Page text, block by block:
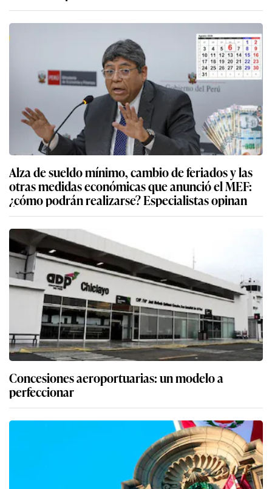
Alza de sueldo mínimo, cambio de feriados y las
otras medidas económicas que anunció el MEF:
¿cómo podrán realizarse? Especialistas opinan
Concesiones aeroportuarias: un modelo a
perfeccionar